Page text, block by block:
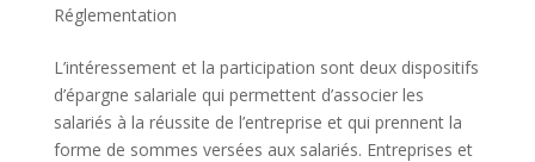
Réglementation
L’intéressement et la participation sont deux dispositifs
d’épargne salariale qui permettent d’associer les
salariés à la réussite de l’entreprise et qui prennent la
forme de sommes versées aux salariés. Entreprises et